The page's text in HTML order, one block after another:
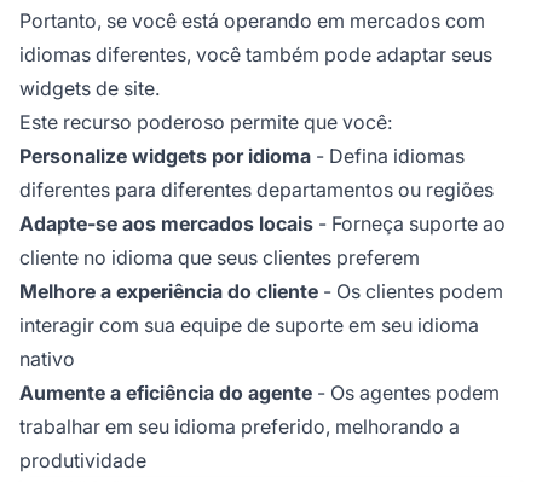
Portanto, se você está operando em mercados com
idiomas diferentes, você também pode adaptar seus
widgets de site.
Este recurso poderoso permite que você:
Personalize widgets por idioma - Defina idiomas
diferentes para diferentes departamentos ou regiões
Adapte-se aos mercados locais - Forneça suporte ao
cliente no idioma que seus clientes preferem
Melhore a experiência do cliente - Os clientes podem
interagir com sua equipe de suporte em seu idioma
nativo
Aumente a eficiência do agente - Os agentes podem
trabalhar em seu idioma preferido, melhorando a
produtividade